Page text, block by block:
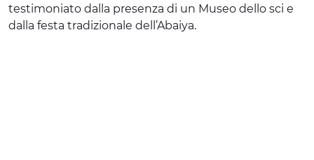
testimoniato dalla presenza di un Museo dello sci e
dalla festa tradizionale dell’Abaiya.